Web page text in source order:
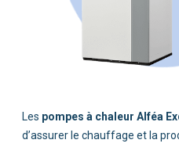
pompes à chaleur Alféa